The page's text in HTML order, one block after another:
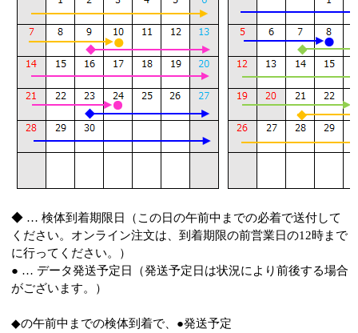
◆ … 検体到着期限日（この日の午前中までの必着で送付して
ください。オンライン注文は、到着期限の前営業日の12時まで
に行ってください。）
● … データ発送予定日（発送予定日は状況により前後する場合
がございます。）
◆の午前中までの検体到着で、●発送予定